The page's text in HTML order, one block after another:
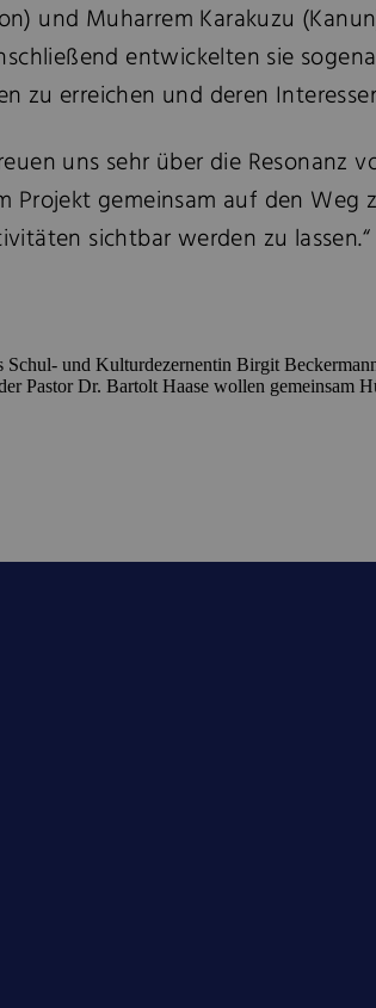
und Muharrem Karakuzu
entwickelten sie
zu erreichen und deren
uns sehr über die
gemeinsam auf den
sichtbar werden zu lassen.“
und Kulturdezernentin Birgit
Pastor Dr. Bartolt Haase wollen gemeinsam